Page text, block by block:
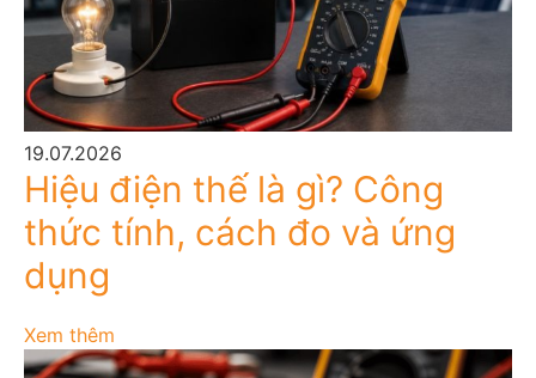
19.07.2026
Hiệu điện thế là gì? Công
thức tính, cách đo và ứng
dụng
Xem thêm